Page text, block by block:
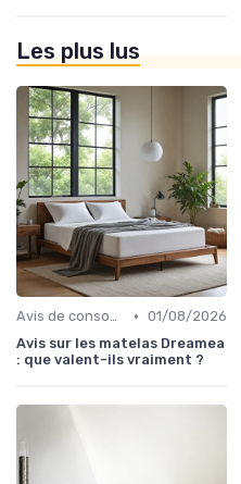
Les plus lus
Avis de consommateurs • 01/08/2026
Avis sur les matelas Dreamea
: que valent-ils vraiment ?